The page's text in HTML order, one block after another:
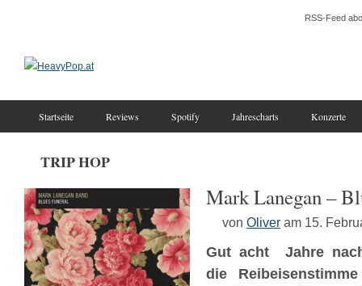
RSS-Feed
Startseite Reviews Spotify Jahrescharts Konzerte
TRIP HOP
Mark Lanegan –
von Oliver am 15.
Gut acht Jahre
die